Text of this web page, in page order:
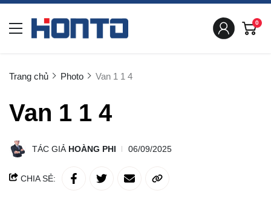
0
Trang chủ Photo Van 1 1 4
Van 1 1 4
TÁC GIẢ HOÀNG PHI 06/09/2025
CHIA SẺ: